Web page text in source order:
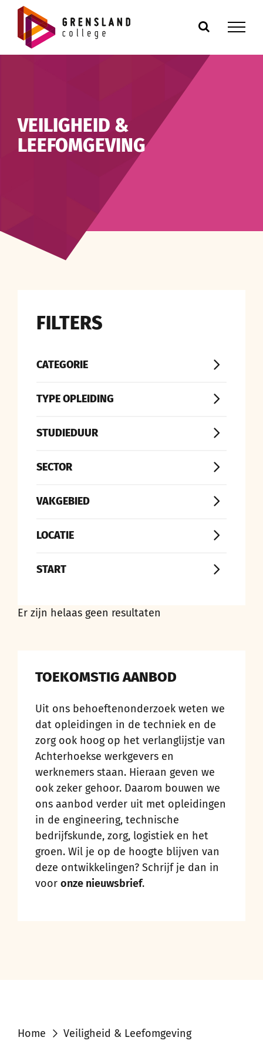
inhoud
VEILIGHEID &
LEEFOMGEVING
FILTERS
CATEGORIE
TYPE OPLEIDING
STUDIEDUUR
SECTOR
VAKGEBIED
LOCATIE
START
Er zijn helaas geen resultaten
TOEKOMSTIG AANBOD
Uit ons behoeftenonderzoek weten we
dat opleidingen in de techniek en de
zorg ook hoog op het verlanglijstje van
Achterhoekse werkgevers en
werknemers staan. Hieraan geven we
ook zeker gehoor. Daarom bouwen we
ons aanbod verder uit met opleidingen
in de engineering, technische
bedrijfskunde, zorg, logistiek en het
groen. Wil je op de hoogte blijven van
deze ontwikkelingen? Schrijf je dan in
voor onze nieuwsbrief.
Home Veiligheid & Leefomgeving